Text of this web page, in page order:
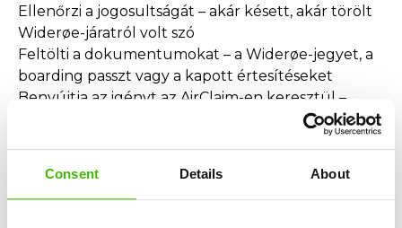
Consent Details About
Ellenőrzi a jogosultságát – akár késett, akár törölt
Widerøe-járatról volt szó
Feltölti a dokumentumokat – a Widerøe-jegyet, a
boarding passzt vagy a kapott értesítéseket
Benyújtja az igényt az AirClaim-en keresztül –
Ha a Widerøe megtagadja a fizetést, az AirClaim
lépéseket is. Nem fizet előre semmit. Nem
szükséges jogi ismeretekre, nem veszít időt.